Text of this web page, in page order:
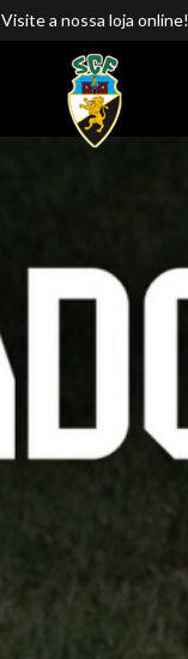
Visite a nossa loja online!